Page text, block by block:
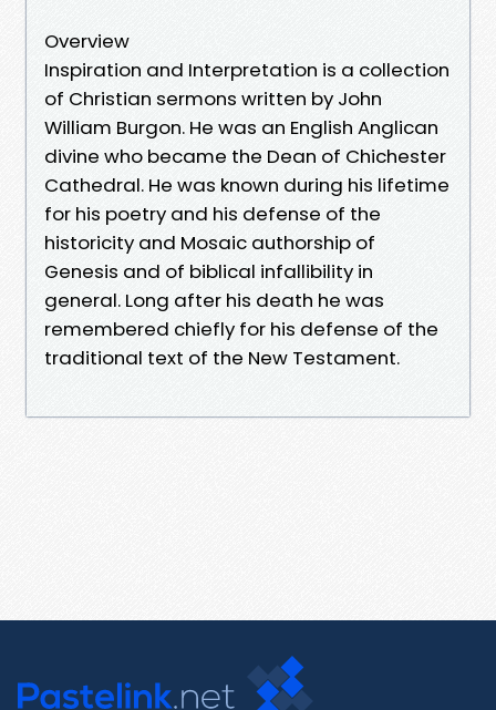
Overview
Inspiration and Interpretation is a collection
of Christian sermons written by John
William Burgon. He was an English Anglican
divine who became the Dean of Chichester
Cathedral. He was known during his lifetime
for his poetry and his defense of the
historicity and Mosaic authorship of
Genesis and of biblical infallibility in
general. Long after his death he was
remembered chiefly for his defense of the
traditional text of the New Testament.